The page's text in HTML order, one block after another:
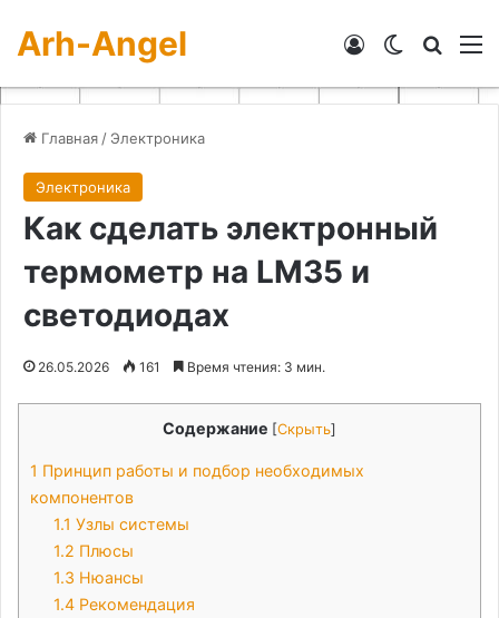
Arh-Angel Switch skin
Войти
Главная / Электроника
Электроника
Как сделать электронный
термометр на LM35 и
светодиодах
26.05.2026 161 Время чтения: 3 мин.
Содержание [Скрыть]
1 Принцип работы и подбор необходимых
компонентов
1.1 Узлы системы
1.2 Плюсы
1.3 Нюансы
1.4 Рекомендация